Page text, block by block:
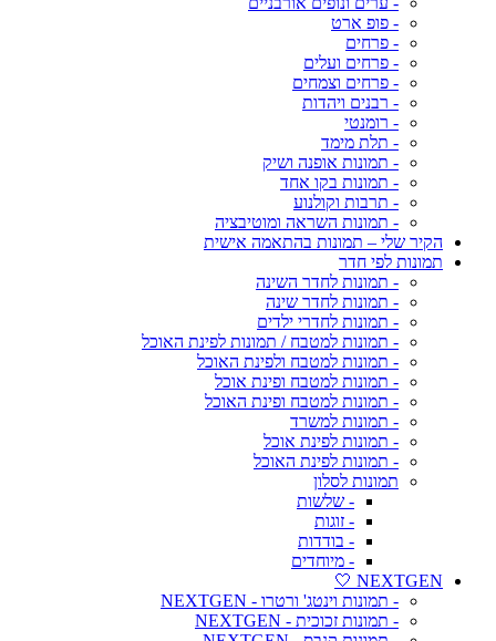
- פופ ארט
- פרחים
- פרחים ועלים
- פרחים וצמחים
- רבנים ויהדות
- רומנטי
- תלת מימד
- תמונות אופנה ושיק
- תמונות בקו אחד
- תרבות וקולנוע
- תמונות השראה ומוטיבציה
הקיר שלי – תמונות בהתאמה אישית
תמונות לפי חדר
- תמונות לחדר השינה
- תמונות לחדר שינה
- תמונות לחדרי ילדים
- תמונות למטבח / תמונות לפינת האוכל
- תמונות למטבח ולפינת האוכל
- תמונות למטבח ופינת אוכל
- תמונות למטבח ופינת האוכל
- תמונות למשרד
- תמונות לפינת אוכל
- תמונות לפינת האוכל
תמונות לסלון
- שלשות
- זוגות
- בודדות
- מיוחדים
NEXTGEN 🤍
- תמונות וינטג' ורטרו - NEXTGEN
- תמונות זכוכית - NEXTGEN